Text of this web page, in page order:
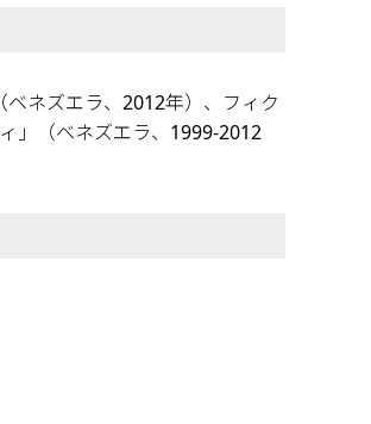
ネズエラ、2012年）、フィク
」（ベネズエラ、1999-2012